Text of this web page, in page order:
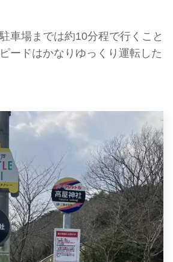
車場までは約10分程で行くこと
ードはかなりゆっくり運転した